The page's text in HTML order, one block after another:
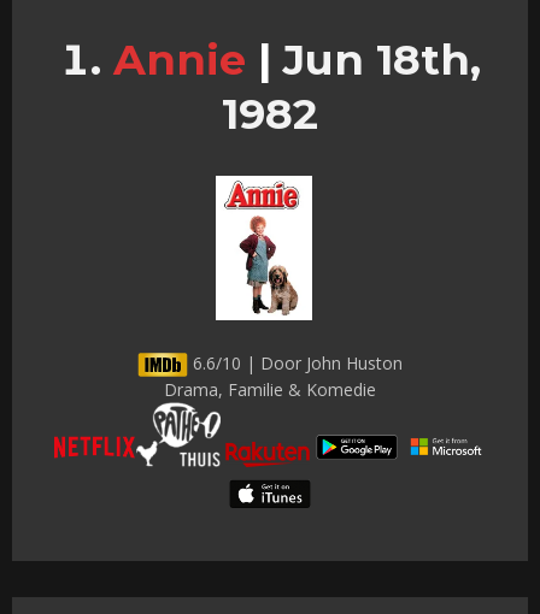
Annie | Jun 18th,
1982
6.6/10 | Door John Huston
Drama, Familie & Komedie